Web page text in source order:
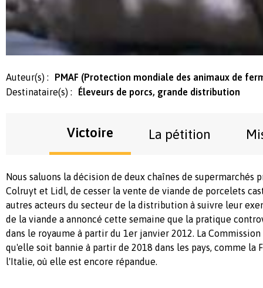
Auteur(s) :
PMAF (Protection mondiale des animaux de
Destinataire(s) :
Éleveurs de porcs, grande distribution
Victoire La pétition
Nous saluons la décision de deux chaînes de supermarchés
Colruyt et Lidl, de cesser la vente de viande de porcelets
autres acteurs du secteur de la distribution à suivre leur
de la viande a annoncé cette semaine que la pratique
dans le royaume à partir du 1er janvier 2012. La
qu'elle soit bannie à partir de 2018 dans les pays, comme la
l'Italie, où elle est encore répandue.